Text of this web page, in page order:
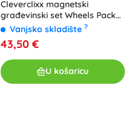
Cleverclixx magnetski
građevinski set Wheels Pack
Intense (25 kom)
Vanjsko skladište ?
43,50 €
U košaricu